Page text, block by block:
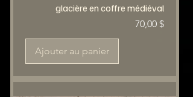
glacière en coffre médiéval
Prix
70,00 $
Ajouter au panier